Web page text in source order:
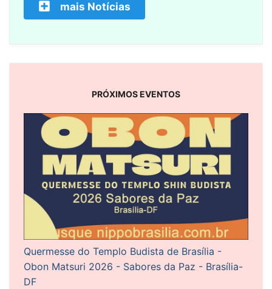
mais Notícias
PRÓXIMOS EVENTOS
Quermesse do Templo Budista de Brasília -
Obon Matsuri 2026 - Sabores da Paz - Brasília-
DF